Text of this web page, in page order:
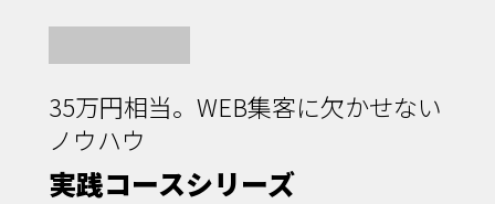
35万円相当。WEB集客に欠かせない
ノウハウ
実践コースシリーズ